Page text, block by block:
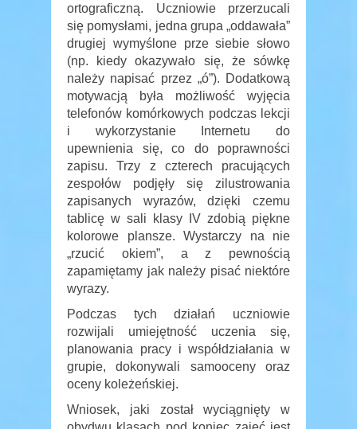
ortograficzną. Uczniowie przerzucali
się pomysłami, jedna grupa „oddawała”
drugiej wymyślone prze siebie słowo
(np. kiedy okazywało się, że sówkę
należy napisać przez „ó”). Dodatkową
motywacją była możliwość wyjęcia
telefonów komórkowych podczas lekcji
i wykorzystanie Internetu do
upewnienia się, co do poprawności
zapisu. Trzy z czterech pracujących
zespołów podjęły się zilustrowania
zapisanych wyrazów, dzięki czemu
tablicę w sali klasy IV zdobią piękne
kolorowe plansze. Wystarczy na nie
„rzucić okiem”, a z pewnością
zapamiętamy jak należy pisać niektóre
wyrazy.
Podczas tych działań uczniowie
rozwijali umiejętność uczenia się,
planowania pracy i współdziałania w
grupie, dokonywali samooceny oraz
oceny koleżeńskiej.
Wniosek, jaki został wyciągnięty w